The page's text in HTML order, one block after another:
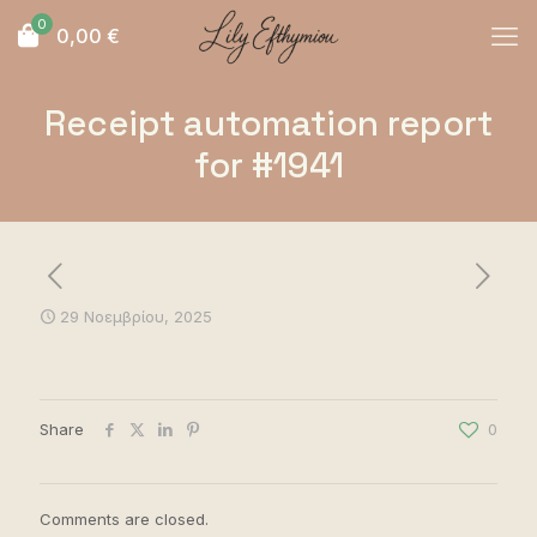
0 0,00 €
Receipt automation report
for #1941
29 Νοεμβρίου, 2025
Share 0
Comments are closed.